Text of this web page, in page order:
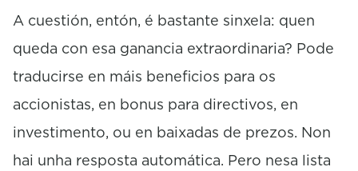
A cuestión, entón, é bastante sinxela: quen
queda con esa ganancia extraordinaria? Pode
traducirse en máis beneficios para os
accionistas, en bonus para directivos, en
investimento, ou en baixadas de prezos. Non
hai unha resposta automática. Pero nesa lista